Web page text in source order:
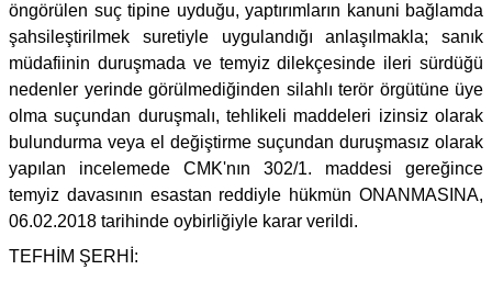
öngörülen suç tipine uyduğu, yaptırımların kanuni bağlamda
şahsileştirilmek suretiyle uygulandığı anlaşılmakla; sanık
müdafiinin duruşmada ve temyiz dilekçesinde ileri sürdüğü
nedenler yerinde görülmediğinden silahlı terör örgütüne üye
olma suçundan duruşmalı, tehlikeli maddeleri izinsiz olarak
bulundurma veya el değiştirme suçundan duruşmasız olarak
yapılan incelemede CMK'nın 302/1. maddesi gereğince
temyiz davasının esastan reddiyle hükmün ONANMASINA,
06.02.2018 tarihinde oybirliğiyle karar verildi.
TEFHİM ŞERHİ: